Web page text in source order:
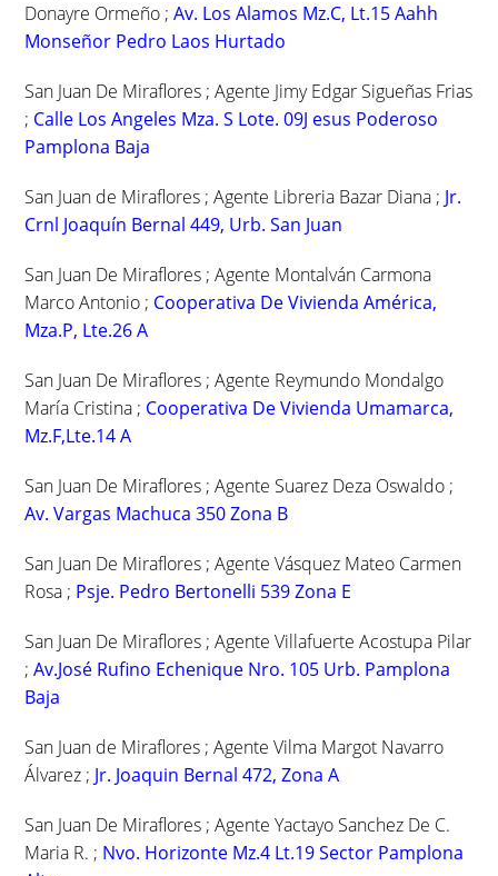
Donayre Ormeño ;Av. Los Alamos Mz.C, Lt.15 Aahh
Monseñor Pedro Laos Hurtado
San Juan De Miraflores ; Agente Jimy Edgar Sigueñas Frias
; Calle Los Angeles Mza. S Lote. 09J esus Poderoso
Pamplona Baja
San Juan de Miraflores ; Agente Libreria Bazar Diana ; Jr.
Crnl Joaquín Bernal 449, Urb. San Juan
San Juan De Miraflores ; Agente Montalván Carmona
Marco Antonio ; Cooperativa De Vivienda América,
Mza.P, Lte.26 A
San Juan De Miraflores ; Agente Reymundo Mondalgo
María Cristina ; Cooperativa De Vivienda Umamarca,
Mz.F,Lte.14 A
San Juan De Miraflores ; Agente Suarez Deza Oswaldo ;
Av. Vargas Machuca 350 Zona B
San Juan De Miraflores ; Agente Vásquez Mateo Carmen
Rosa ; Psje. Pedro Bertonelli 539 Zona E
San Juan De Miraflores ; Agente Villafuerte Acostupa Pilar
;Av.José Rufino Echenique Nro. 105 Urb. Pamplona
Baja
San Juan de Miraflores ; Agente Vilma Margot Navarro
Álvarez ; Jr. Joaquin Bernal 472, Zona A
San Juan De Miraflores ; Agente Yactayo Sanchez De C.
Maria R. ; Nvo. Horizonte Mz.4 Lt.19 Sector Pamplona